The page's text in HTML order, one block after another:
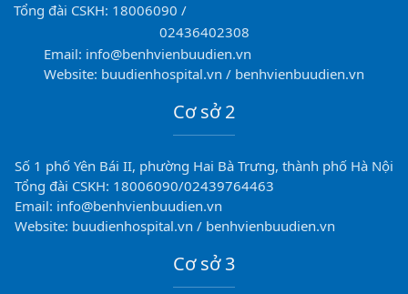
Tổng đài CSKH: 18006090 /
02436402308
Email: info@benhvienbuudien.vn
Website: buudienhospital.vn / benhvienbuudien.vn
Cơ sở 2
Số 1 phố Yên Bái II, phường Hai Bà Trưng, thành phố Hà Nội
Tổng đài CSKH: 18006090/02439764463
Email: info@benhvienbuudien.vn
Website: buudienhospital.vn / benhvienbuudien.vn
Cơ sở 3